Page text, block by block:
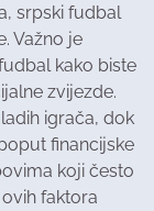
srpski fudbal
Važno je
kako biste
zvijezde.
igrača, dok
financijske
koji često
faktora